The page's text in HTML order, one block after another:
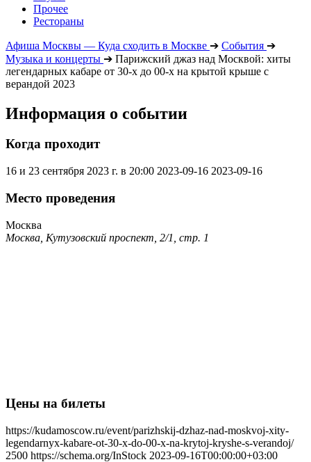
Прочее
Рестораны
Афиша Москвы — Куда сходить в Москве ➔ События ➔
Музыка и концерты ➔ Парижский джаз над Москвой: хиты
легендарных кабаре от 30-х до 00-х на крытой крыше с
верандой 2023
Информация о событии
Когда проходит
16 и 23 сентября 2023 г. в 20:00 2023-09-16 2023-09-16
Место проведения
Москва
Москва, Кутузовский проспект, 2/1, стр. 1
Цены на билеты
https://kudamoscow.ru/event/parizhskij-dzhaz-nad-moskvoj-xity-
legendarnyx-kabare-ot-30-x-do-00-x-na-krytoj-kryshe-s-verandoj/
2500 https://schema.org/InStock 2023-09-16T00:00:00+03:00